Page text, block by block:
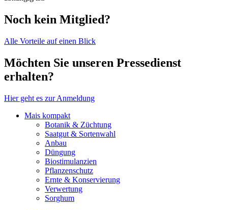
Noch kein Mitglied?
Alle Vorteile auf einen Blick
Möchten Sie unseren Pressedienst
erhalten?
Hier geht es zur Anmeldung
Mais kompakt
Botanik & Züchtung
Saatgut & Sortenwahl
Anbau
Düngung
Biostimulanzien
Pflanzenschutz
Ernte & Konservierung
Verwertung
Sorghum